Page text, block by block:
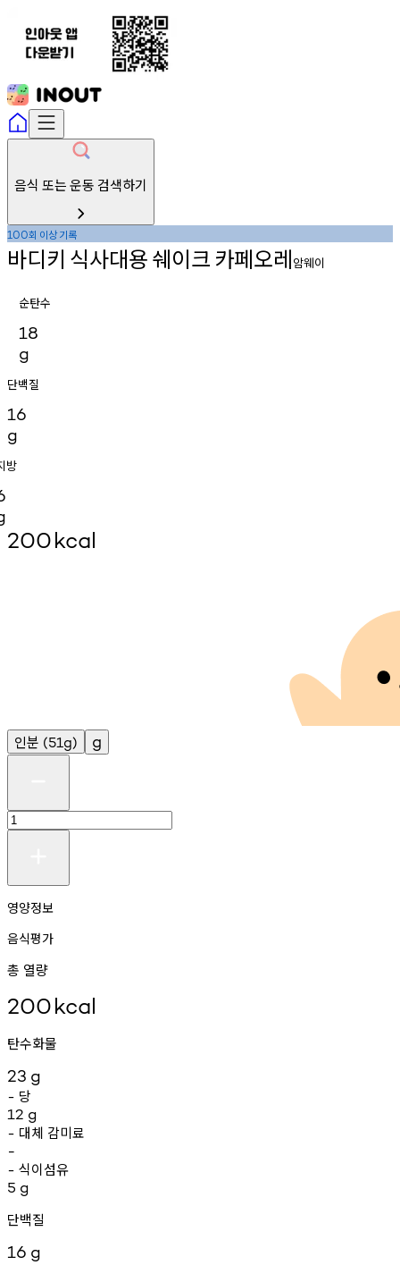
음식 또는 운동 검색하기
100회 이상기록
바디키 식사대용쉐이크 카페오레암웨이
순탄수
18
g
단백질
16
g
방
200kcal
인분 (51g) g
영양정보
음식평가
총 열량
200kcal
탄수화물
23 g
- 당
12 g
- 대체 감미료
-
- 식이섬유
5 g
단백질
16 g